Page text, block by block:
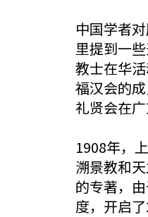
中国学者
里提到一
教士在华
福汉会的
礼贤会在
1908年，
溯景教和
的专著，
度，开启